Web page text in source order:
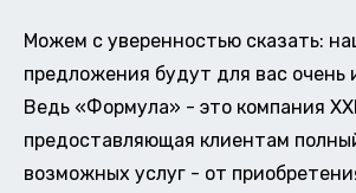
Можем с уверенностью сказать:
предложения будут для вас очень
Ведь «Формула» - это компания
предоставляющая клиентам
возможных услуг - от